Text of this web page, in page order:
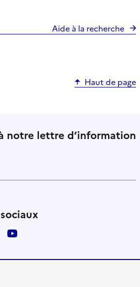
Aide à la recherche
Haut de page
notre lettre d’information
Youtube